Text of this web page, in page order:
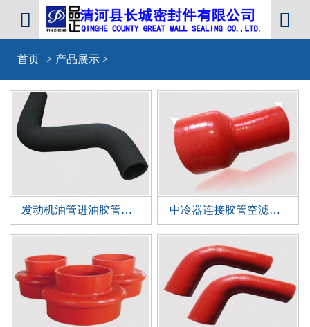


首页 > 产品展示 >
发动机油管进油胶管回油胶管柴油管耐油胶管 中冷器连接胶管空滤器胶管增压器胶管异型硅胶管进气管